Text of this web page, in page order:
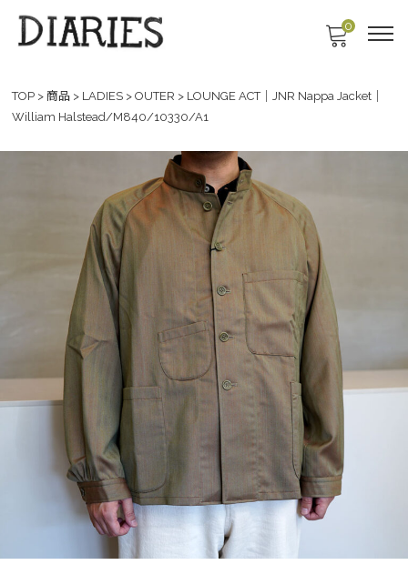
0
TOP > 商品 > LADIES > OUTER > LOUNGE ACT｜JNR Nappa Jacket｜
William Halstead/M840/10330/A1